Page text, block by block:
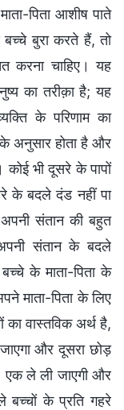
पिता आशीष पाते
बच्चे बुरा करते हैं, तो
करना चाहिए। यह
का तरीक़ा है; यह
के परिणाम का
अनुसार होता है और
कोई भी दूसरे के पापों
के बदले दंड नहीं पा
अपनी संतान की बहुत
संतान के बदले
के माता-पिता के
माता-पिता के लिए
का वास्तविक अर्थ है,
और दूसरा छोड़
एक ले ली जाएगी और
बच्चों के प्रति गहरे